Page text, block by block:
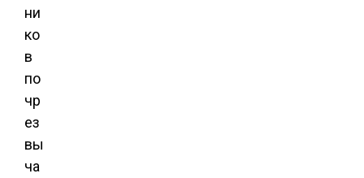
ни
ко
в
по
чр
ез
вы
ча